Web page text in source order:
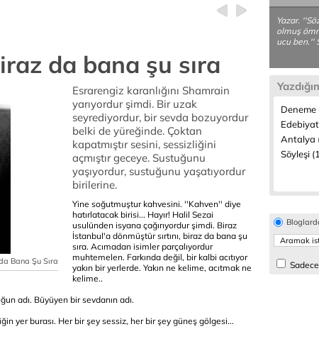
da bana şu sıra
Bana Şu Sıra
Esrarengiz karanlığını Shamrain
yarıyordur şimdi. Bir uzak
seyrediyordur, bir sevda bozuyordur
belki de yüreğinde. Çoktan
kapatmıştır sesini, sessizliğini
açmıştır geceye. Sustuğunu
yaşıyordur, sustuğunu yaşatıyordur
birilerine.
Yine soğutmuştur kahvesini. ''Kahven'' diye
hatırlatacak birisi... Hayır! Halil Sezai
usulünden isyana çağırıyordur şimdi. Biraz
İstanbul'a dönmüştür sırtını, biraz da bana şu
sıra. Acımadan isimler parçalıyordur
muhtemelen. Farkında değil, bir kalbi acıtıyor
yakın bir yerlerde. Yakın ne kelime, acıtmak ne
kelime..
adı. Büyüyen bir sevdanın adı.
yer burası. Her bir şey sessiz, her bir şey güneş gölgesi...
Yazar.
olmuş
ucu ben.''
Deneme
Antalya
Söyleşi